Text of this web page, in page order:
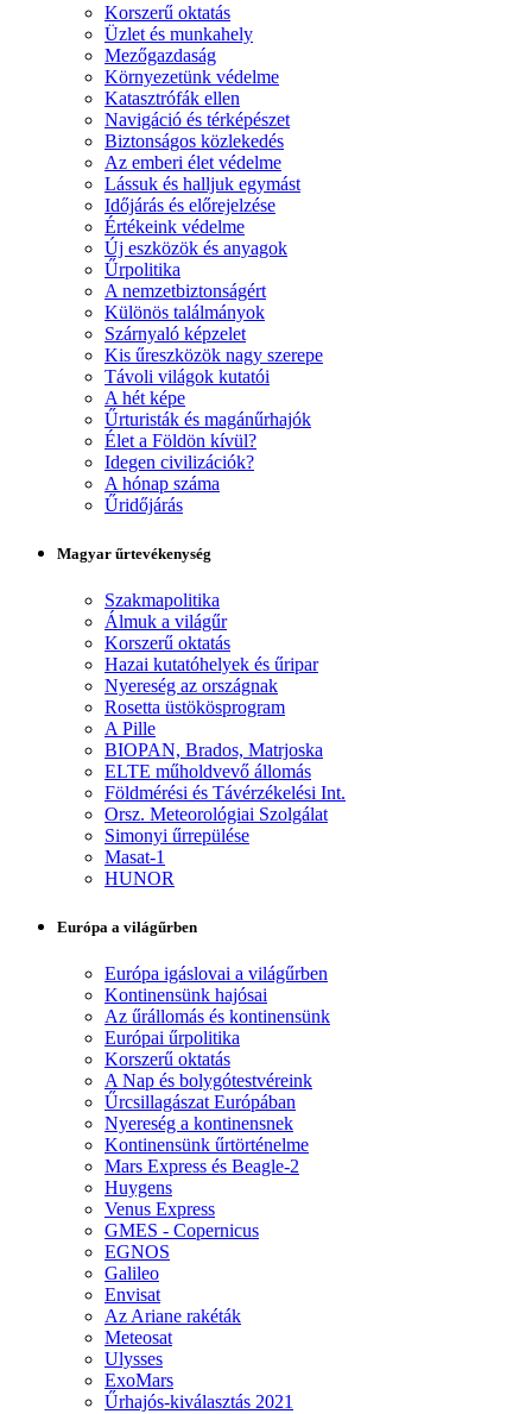
Korszerű oktatás
Üzlet és munkahely
Mezőgazdaság
Környezetünk védelme
Katasztrófák ellen
Navigáció és térképészet
Biztonságos közlekedés
Az emberi élet védelme
Lássuk és halljuk egymást
Időjárás és előrejelzése
Értékeink védelme
Új eszközök és anyagok
Űrpolitika
A nemzetbiztonságért
Különös találmányok
Szárnyaló képzelet
Kis űreszközök nagy szerepe
Távoli világok kutatói
A hét képe
Űrturisták és magánűrhajók
Élet a Földön kívül?
Idegen civilizációk?
A hónap száma
Űridőjárás
Magyar űrtevékenység
Szakmapolitika
Álmuk a világűr
Korszerű oktatás
Hazai kutatóhelyek és űripar
Nyereség az országnak
Rosetta üstökösprogram
A Pille
BIOPAN, Brados, Matrjoska
ELTE műholdvevő állomás
Földmérési és Távérzékelési Int.
Orsz. Meteorológiai Szolgálat
Simonyi űrrepülése
Masat-1
HUNOR
Európa a világűrben
Európa igáslovai a világűrben
Kontinensünk hajósai
Az űrállomás és kontinensünk
Európai űrpolitika
Korszerű oktatás
A Nap és bolygótestvéreink
Űrcsillagászat Európában
Nyereség a kontinensnek
Kontinensünk űrtörténelme
Mars Express és Beagle-2
Huygens
Venus Express
GMES - Copernicus
EGNOS
Galileo
Envisat
Az Ariane rakéták
Meteosat
Ulysses
ExoMars
Űrhajós-kiválasztás 2021